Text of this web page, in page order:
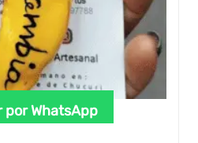
por WhatsApp